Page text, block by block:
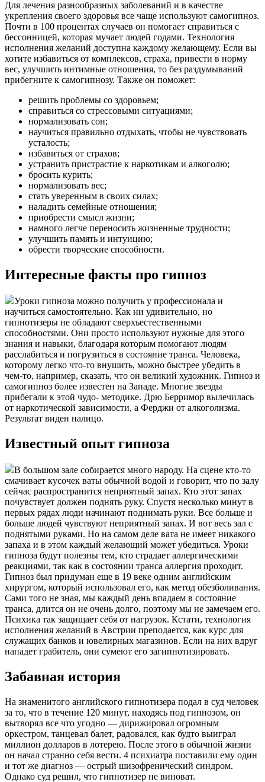
Для лечения разнообразных заболеваний и в качестве
укрепления своего здоровья все чаще используют самогипноз.
Почти в 100 процентах случаев он помогает справиться с
бессонницей, которая мучает людей годами. Технология
исполнения желаний доступна каждому желающему. Если вы
хотите избавиться от комплексов, страха, привести в норму
вес, улучшить интимные отношения, то без раздумываний
прибегните к самогипнозу. Также он поможет:
решить проблемы со здоровьем;
справиться со стрессовыми ситуациями;
нормализовать сон;
научиться правильно отдыхать, чтобы не чувствовать
усталость;
избавиться от страхов;
устранить пристрастие к наркотикам и алкоголю;
бросить курить;
нормализовать вес;
стать уверенным в своих силах;
наладить семейные отношения;
приобрести смысл жизни;
намного легче переносить жизненные трудности;
улучшить память и интуицию;
обрести творческие способности.
Интересные факты про гипноз
Уроки гипноза можно получить у профессионала и
научиться самостоятельно. Как ни удивительно, но
гипнотизеры не обладают сверхъестественными
способностями. Они просто используют нужные для этого
знания и навыки, благодаря которым помогают людям
расслабиться и погрузиться в состояние транса. Человека,
которому легко что-то внушить, можно быстрее убедить в
чем-то, например, сказать, что он великий художник. Гипноз и
самогипноз более известен на Западе. Многие звезды
прибегали к этой чудо- методике. Дрю Берримор вылечилась
от наркотической зависимости, а Ферджи от алкоголизма.
Результат виден налицо.
Известный опыт гипноза
В большом зале собирается много народу. На сцене кто-то
смачивает кусочек ваты обычной водой и говорит, что по залу
сейчас распространится неприятный запах. Кто этот запах
почувствует должен поднять руку. Спустя несколько минут в
первых рядах люди начинают поднимать руки. Все больше и
больше людей чувствуют неприятный запах. И вот весь зал с
поднятыми руками. Но на самом деле вата не имеет никакого
запаха и в этом каждый желающий может убедиться. Уроки
гипноза будут полезны тем, кто страдает аллергическими
реакциями, так как в состоянии транса аллергия проходит.
Гипноз был придуман еще в 19 веке одним английским
хирургом, который использовал его, как метод обезболивания.
Сами того не зная, мы каждый день впадаем в состояние
транса, длится он не очень долго, поэтому мы не замечаем его.
Психика так защищает себя от нагрузок. Кстати, технология
исполнения желаний в Австрии преподается, как курс для
служащих банков и ювелирных магазинов. Если на них вдруг
нападет грабитель, они сумеют его загипнотизировать.
Забавная история
На знаменитого английского гипнотизера подал в суд человек
за то, что в течение 120 минут, находясь под гипнозом, он
вытворял все что угодно — дирижировал огромным
оркестром, танцевал балет, радовался, как будто выиграл
миллион долларов в лотерею. После этого в обычной жизни
он начал странно себя вести. 4 психиатра поставили ему один
и тот же диагноз — острый шизофренический синдром.
Однако суд решил, что гипнотизер не виноват.